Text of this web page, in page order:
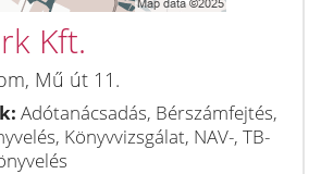
Kft.
, Mű út 11.
Adótanácsadás, Bérszámfejtés,
Könyvvizsgálat, NAV-, TB-